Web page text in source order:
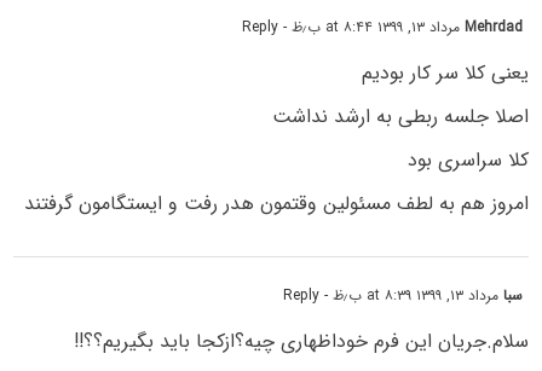
Mehrdadمرداد ۱۳, ۱۳۹۹ at ۸:۴۴ ب٫ظ - Reply
یعنی کلا سر کار بودیم
اصلا جلسه ربطی به ارشد نداشت
کلا سراسری بود
امروز هم به لطف مسئولین وقتمون هدر رفت و ایستگامون گرفتند
سبامرداد ۱۳, ۱۳۹۹ at ۸:۳۹ ب٫ظ - Reply
سلام.جریان این فرم خوداظهاری چیه؟ازکجا باید بگیریم؟؟!!